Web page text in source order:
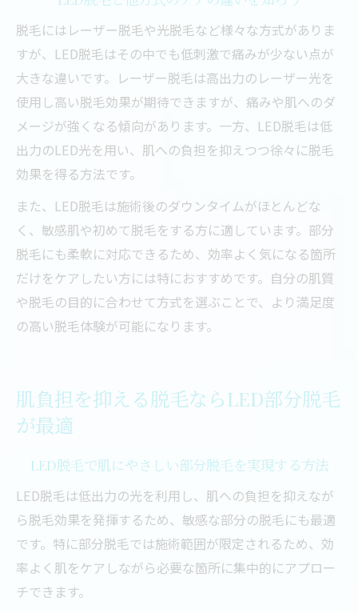
脱毛にはレーザー脱毛や光脱毛など様々な方式がありま
すが、LED脱毛はその中でも低刺激で痛みが少ない点が
大きな違いです。レーザー脱毛は高出力のレーザー光を
使用し高い脱毛効果が期待できますが、痛みや肌へのダ
メージが強くなる傾向があります。一方、LED脱毛は低
出力のLED光を用い、肌への負担を抑えつつ徐々に脱毛
効果を得る方法です。
また、LED脱毛は施術後のダウンタイムがほとんどな
く、敏感肌や初めて脱毛をする方に適しています。部分
脱毛にも柔軟に対応できるため、効率よく気になる箇所
だけをケアしたい方には特におすすめです。自分の肌質
や脱毛の目的に合わせて方式を選ぶことで、より満足度
の高い脱毛体験が可能になります。
肌負担を抑える脱毛ならLED部分脱毛
が最適
LED脱毛で肌にやさしい部分脱毛を実現する方法
LED脱毛は低出力の光を利用し、肌への負担を抑えなが
ら脱毛効果を発揮するため、敏感な部分の脱毛にも最適
です。特に部分脱毛では施術範囲が限定されるため、効
率よく肌をケアしながら必要な箇所に集中的にアプロー
チできます。